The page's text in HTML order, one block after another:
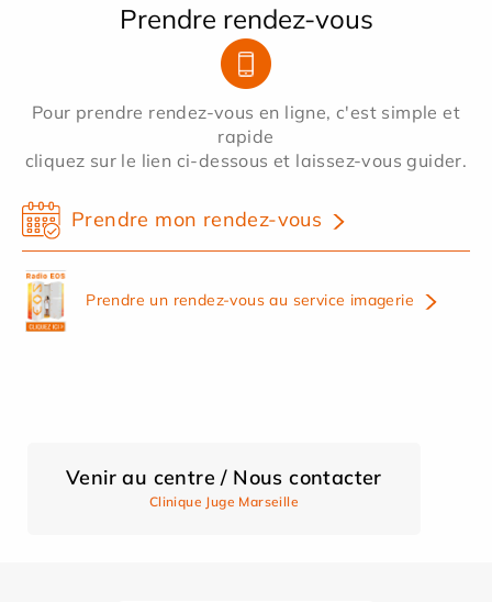
Prendre rendez-vous
Pour prendre rendez-vous en ligne, c'est simple et
rapide
cliquez sur le lien ci-dessous et laissez-vous guider.
Prendre mon rendez-vous
Prendre un rendez-vous au service imagerie
Venir au centre / Nous contacter
Clinique Juge Marseille